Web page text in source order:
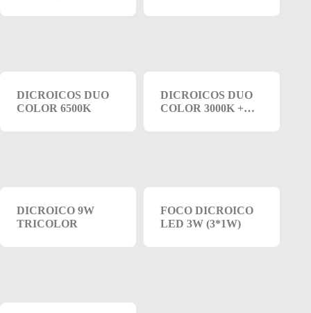
DICROICOS DUO
COLOR 6500K
DICROICOS DUO
COLOR 3000K +
DICROICO 9W
TRICOLOR
FOCO DICROICO
LED 3W (3*1W)